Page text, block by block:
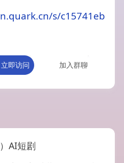
s/c15741eb
立即访问 加入群聊
AI短剧